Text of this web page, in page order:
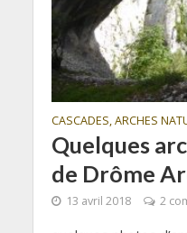
CASCADES, ARCHES
Quelques
de Drôme
13 avril 2018 2